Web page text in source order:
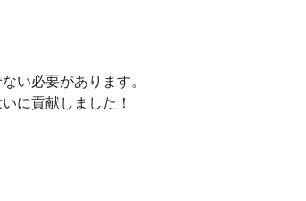
い必要があります。
に貢献しました！